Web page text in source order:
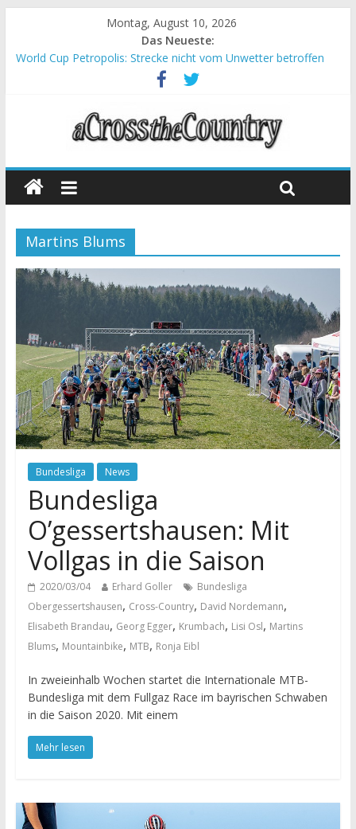
Montag, August 10, 2026
Das Neueste:
World Cup Petropolis: Strecke nicht vom Unwetter betroffen
Krumbach und Obergessertshausen: Mountainbike-Bundesliga
Supercup Massi Banyoles: Siege für Carod und Richards
Halbzeit beim Andalucia Bike Race: Weltmeister Seewald führt
Chelva: Schweizer Doppelsieg beim ersten XCO-Rennen der
Martins Blums
Bundesliga News
Bundesliga
O’gessertshausen: Mit
Vollgas in die Saison
2020/03/04 Erhard Goller
Bundesliga
Obergessertshausen, Cross-Country, David Nordemann,
Elisabeth Brandau, Georg Egger, Krumbach, Lisi Osl, Martins
Blums, Mountainbike, MTB, Ronja Eibl
In zweieinhalb Wochen startet die Internationale MTB-
Bundesliga mit dem Fullgaz Race im bayrischen Schwaben
in die Saison 2020. Mit einem
Mehr lesen